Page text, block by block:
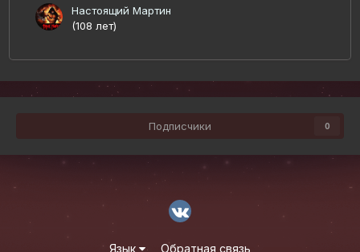
Настоящий Мартин
(108 лет)
Подписчики 0
Язык Обратная связь